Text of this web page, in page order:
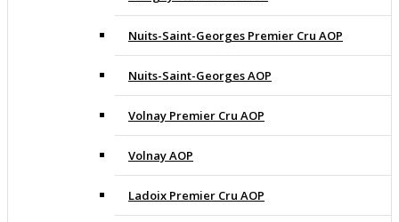
Nuits-Saint-Georges Premier Cru AOP
Nuits-Saint-Georges AOP
Volnay Premier Cru AOP
Volnay AOP
Ladoix Premier Cru AOP